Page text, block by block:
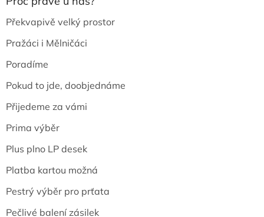
Překvapivě velký prostor
Pražáci i Mělničáci
Poradíme
Pokud to jde, doobjednáme
Přijedeme za vámi
Prima výběr
Plus plno LP desek
Platba kartou možná
Pestrý výběr pro prťata
Pečlivé balení zásilek